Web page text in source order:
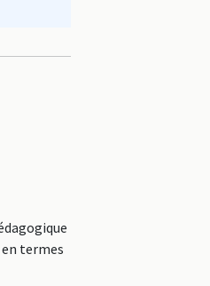
termes